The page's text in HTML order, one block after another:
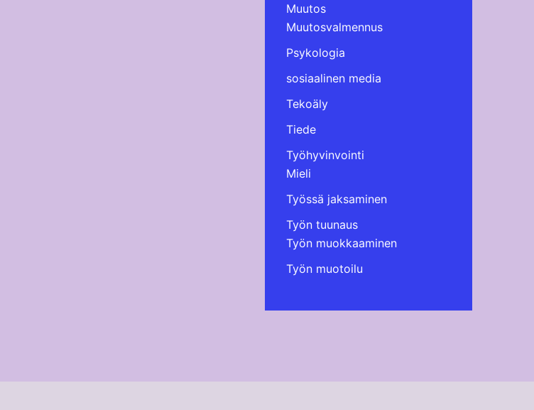
Muutos
Muutosvalmennus
Psykologia
sosiaalinen media
Tekoäly
Tiede
Työhyvinvointi
Mieli
Työssä jaksaminen
Työn tuunaus
Työn muokkaaminen
Työn muotoilu